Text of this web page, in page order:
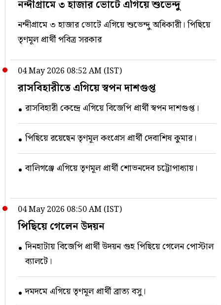
নন্দীগ্রামে ৩ হাজার ভোটে এগিয়ে শুভেন্দু
নন্দীগ্রামে ৩ হাজার ভোটে এগিয়ে শুভেন্দু অধিকারী। পিছিয়ে
তৃণমূল প্রার্থী পবিত্র সরকার
04 May 2026 08:52 AM (IST)
রাসবিহারীতে এগিয়ে স্বপন দাশগুপ্ত
রাসবিহারী কেন্দ্রে এগিয়ে বিজেপি প্রার্থী স্বপন দাশগুপ্ত।
পিছিয়ে রয়েছেন তৃণমূল কংগ্রেস প্রার্থী দেবাশিষ কুমার।
বালিগঞ্জে এগিয়ে তৃণমূল প্রার্থী শোভনদেব চট্টোপাধ্যায়।
04 May 2026 08:50 AM (IST)
পিছিয়ে গেলেন উদয়ন
দিনহাটায় বিজেপি প্রার্থী উদয়ন গুহ পিছিয়ে গেলেন পোস্টাল
ব্যালটে।
দমদমে এগিয়ে তৃণমূল প্রার্থী ব্রাত্য বসু।